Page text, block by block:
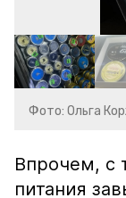
Фото: Ольга
Впрочем, с
питания